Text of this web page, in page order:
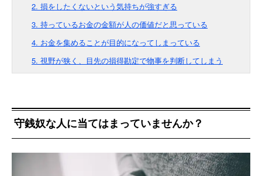
2. 損をしたくないという気持ちが強すぎる
3. 持っているお金の金額が人の価値だと思っている
4. お金を集めることが目的になってしまっている
5. 視野が狭く、目先の損得勘定で物事を判断してしまう
守銭奴な人に当てはまっていませんか？